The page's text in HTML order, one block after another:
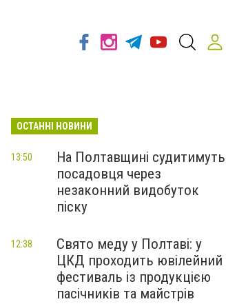
ОСТАННІ НОВИНИ
На Полтавщині судитимуть
посадовця через
незаконний видобуток
піску
13:50
Свято меду у Полтаві: у
ЦКД проходить ювілейний
фестиваль із продукцією
пасічників та майстрів
12:38